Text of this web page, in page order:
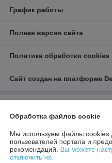
График работы
Полная версия сайта
Политика обработки cookies
Сайт создан на платформе
220020, Республика Беларусь, г.
Регистрационный номер ЕГР:
Обработка файлов cookie
Мы используем файлы cookies
пользователей портала и
рекомендаций. Вы можете
отключить их.